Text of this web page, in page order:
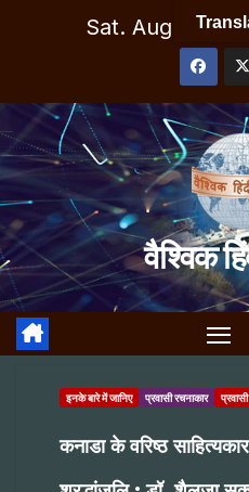
Sat. Aug 8th,
वैश्विक
इनके बारे में जानिए प्रवासी रचनाकार
कनाडा के वरिष्ठ